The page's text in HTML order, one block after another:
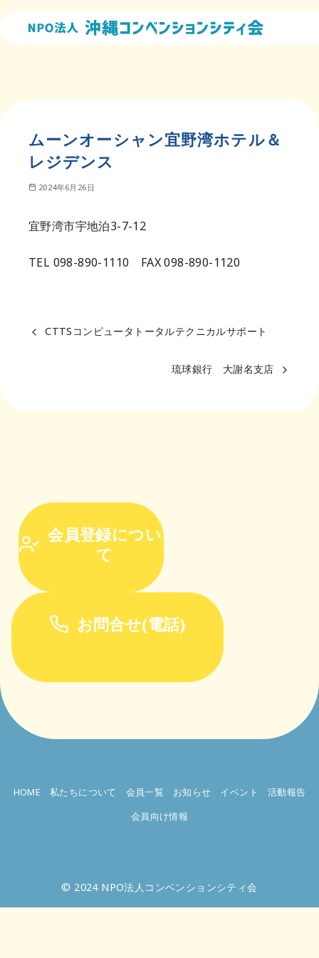
ン
テ
へ
移
ムーンオーシャン宜野湾ホテル＆
レジデンス
2024年6月26日
宜野湾市宇地泊3-7-12
TEL 098-890-1110 FAX 098-890-1120
CTTSコンピュータトータルテクニカルサポート
琉球銀行 大謝名支店
会員登録につい
て
お問合せ(電話)
HOME 私たちについて 会員一覧 お知らせ イベント
活動報告
会員向け情報
© 2024 NPO法人コンベンションシティ会